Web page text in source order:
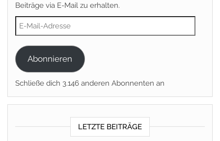
Beiträge via E-Mail zu erhalten.
E-Mail-Adresse
Abonnieren
Schließe dich 3.146 anderen Abonnenten an
LETZTE BEITRÄGE